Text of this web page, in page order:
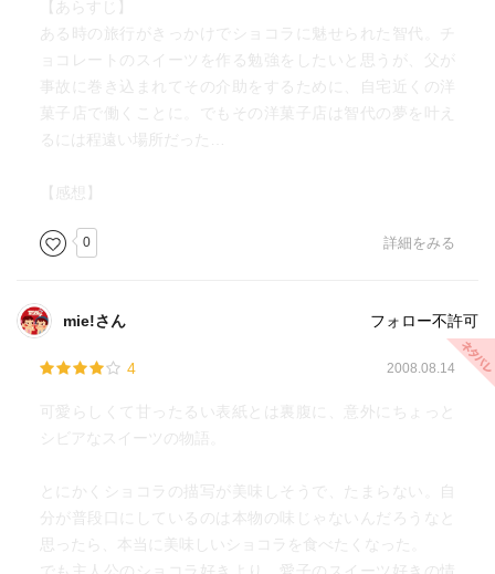
【あらすじ】
ある時の旅行がきっかけでショコラに魅せられた智代。チ
ョコレートのスイーツを作る勉強をしたいと思うが、父が
事故に巻き込まれてその介助をするために、自宅近くの洋
菓子店で働くことに。でもその洋菓子店は智代の夢を叶え
るには程遠い場所だった…
【感想】
0 詳細をみる
mie!さん フォロー不許可
4 2008.08.14
可愛らしくて甘ったるい表紙とは裏腹に、意外にちょっと
シビアなスイーツの物語。
とにかくショコラの描写が美味しそうで、たまらない。自
分が普段口にしているのは本物の味じゃないんだろうなと
思ったら、本当に美味しいショコラを食べたくなった。